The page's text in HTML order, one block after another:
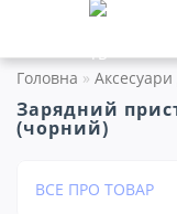
Головна
Зарядний
(чорний)
ВСЕ ПРО ТОВАР